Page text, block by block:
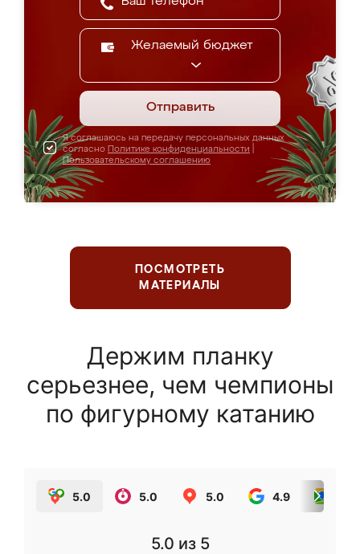
Желаемый бюджет
Отправить
Я соглашаюсь на передачу персональных данных
согласно Политике конфиденциальности
Пользовательскому соглашению
ПОСМОТРЕТЬ
МАТЕРИАЛЫ
Держим планку
серьезнее, чем чемпионы
по фигурному катанию
5.0 5.0 5.0 4.9
5.0 из 5